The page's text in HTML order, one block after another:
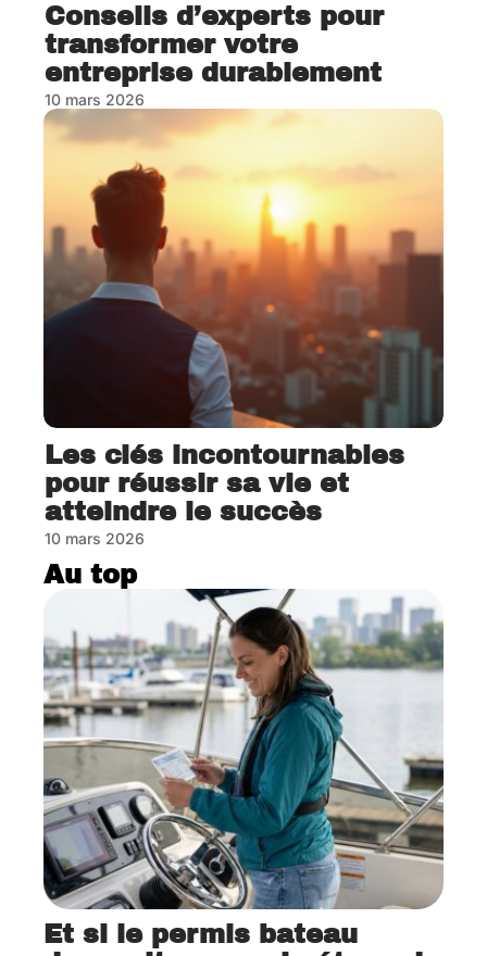
Conseils d’experts pour
transformer votre
entreprise durablement
10 mars 2026
Les clés incontournables
pour réussir sa vie et
atteindre le succès
10 mars 2026
Au top
Et si le permis bateau